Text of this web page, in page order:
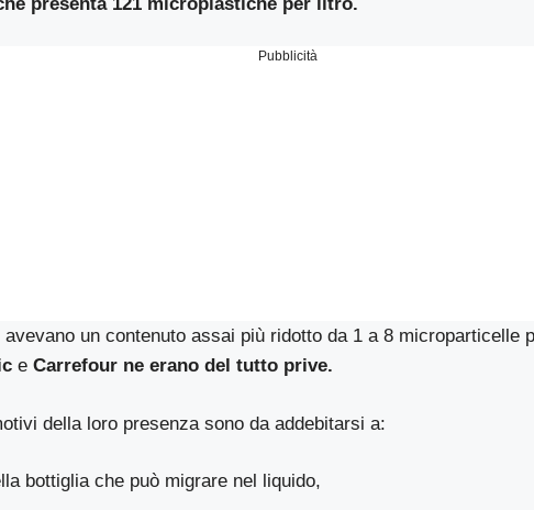
Pubblicità
un contenuto assai più ridotto da 1 a 8 microparticelle
eCarrefour ne erano del tutto prive.
della loro presenza sono da addebitarsi a:
bottiglia che può migrare nel liquido,